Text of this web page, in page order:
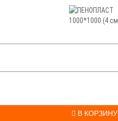
В КОРЗИНУ